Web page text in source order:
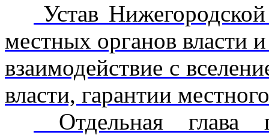
Устав
местных органов власти
взаимодействие с
власти, гарантии
Отдельная глава